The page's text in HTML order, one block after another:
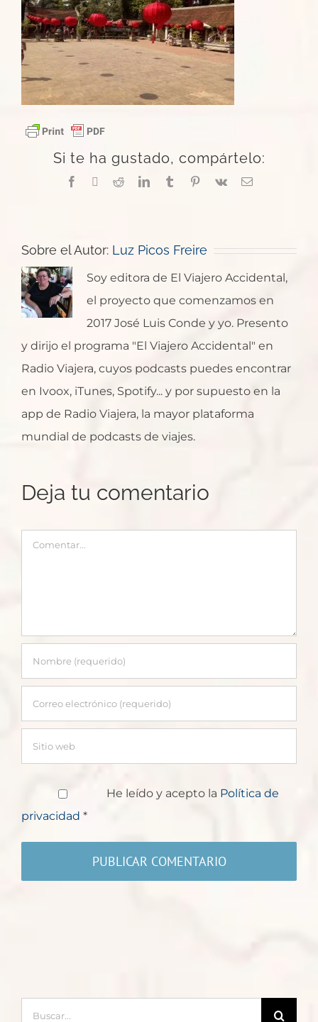
Si te ha gustado, compártelo:
Facebook RedditLinkedInTumblrPinterest
Vk
Correo
Sobre el Autor: Luz Picos Freire
Soy editora de El Viajero Accidental,
el proyecto que comenzamos en
2017 José Luis Conde y yo. Presento
y dirijo el programa "El Viajero Accidental" en
Radio Viajera, cuyos podcasts puedes encontrar
en Ivoox, iTunes, Spotify... y por supuesto en la
app de Radio Viajera, la mayor plataforma
mundial de podcasts de viajes.
Deja tu comentario
Comentar
He leído y acepto la Política de
privacidad *